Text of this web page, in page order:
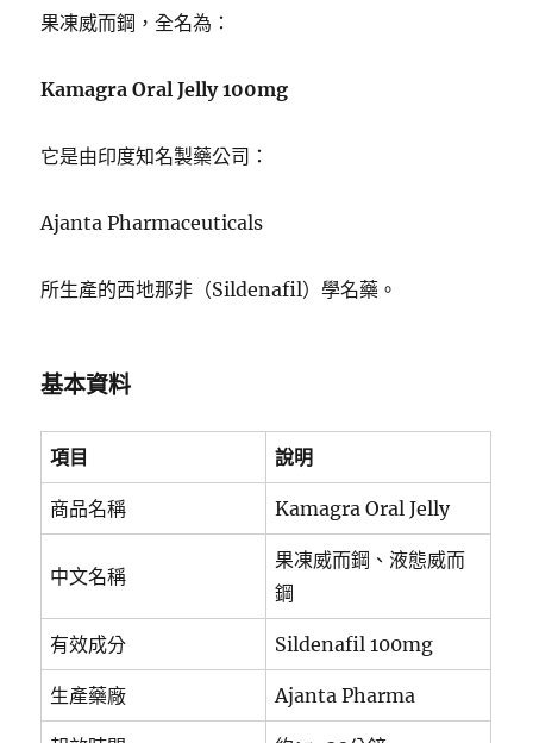
果凍威而鋼，全名為：
Kamagra Oral Jelly 100mg
它是由印度知名製藥公司：
Ajanta Pharmaceuticals
所生產的西地那非（Sildenafil）學名藥。
基本資料
項目 說明
商品名稱 Kamagra Oral Jelly
中文名稱
果凍威而鋼、液態威而
鋼
有效成分 Sildenafil 100mg
生產藥廠 Ajanta Pharma